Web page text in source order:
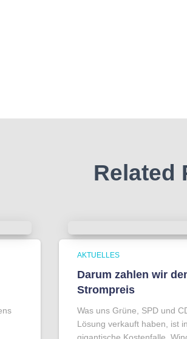
Related
AKTUELLES
Darum zahlen wir
Strompreis
Was uns Grüne, SPD und
Lösung verkauft haben, ist